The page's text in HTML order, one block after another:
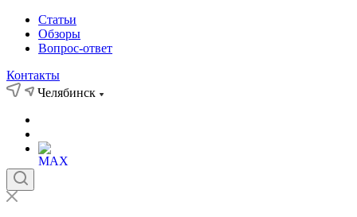
Статьи
Обзоры
Вопрос-ответ
Контакты
Челябинск